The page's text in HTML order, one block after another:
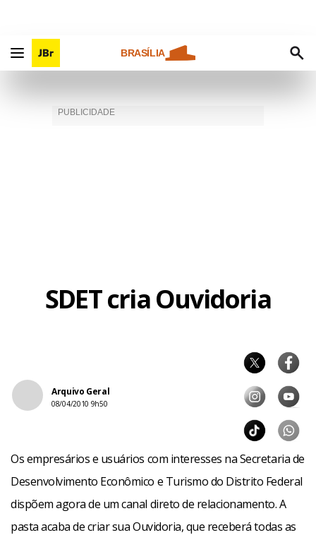
BRASÍLIA
SDET cria Ouvidoria
Arquivo Geral
08/04/2010 9h50
Os empresários e usuários com interesses na Secretaria de
Desenvolvimento Econômico e Turismo do Distrito Federal
dispõem agora de um canal direto de relacionamento. A
pasta acaba de criar sua Ouvidoria, que receberá todas as